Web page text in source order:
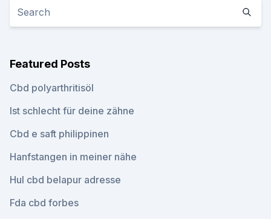
Featured Posts
Cbd polyarthritisöl
Ist schlecht für deine zähne
Cbd e saft philippinen
Hanfstangen in meiner nähe
Hul cbd belapur adresse
Fda cbd forbes